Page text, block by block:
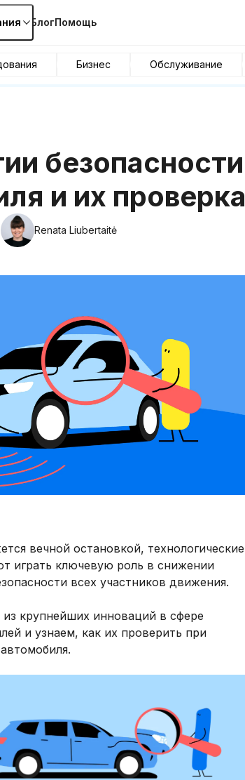
БлогПомощь
Бизнес Обслуживание
безопасности
и их проверка
Renata Liubertaitė
вечной остановкой, технологические
играть ключевую роль в снижении
всех участников движения.
крупнейших инноваций в сфере
и узнаем, как их проверить при